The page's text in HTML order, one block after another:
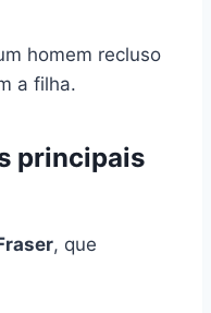
homem recluso
a filha.
principais
, que